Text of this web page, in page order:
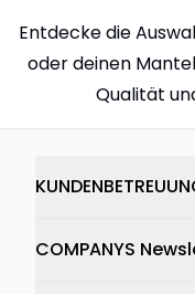
Entdecke die
oder deinen
Qualität
COMPANYS